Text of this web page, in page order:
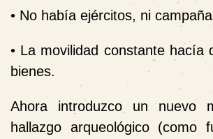
• No había ejércitos, ni
• La movilidad constante hacía
bienes.
Ahora introduzco un nuevo
hallazgo arqueológico (como